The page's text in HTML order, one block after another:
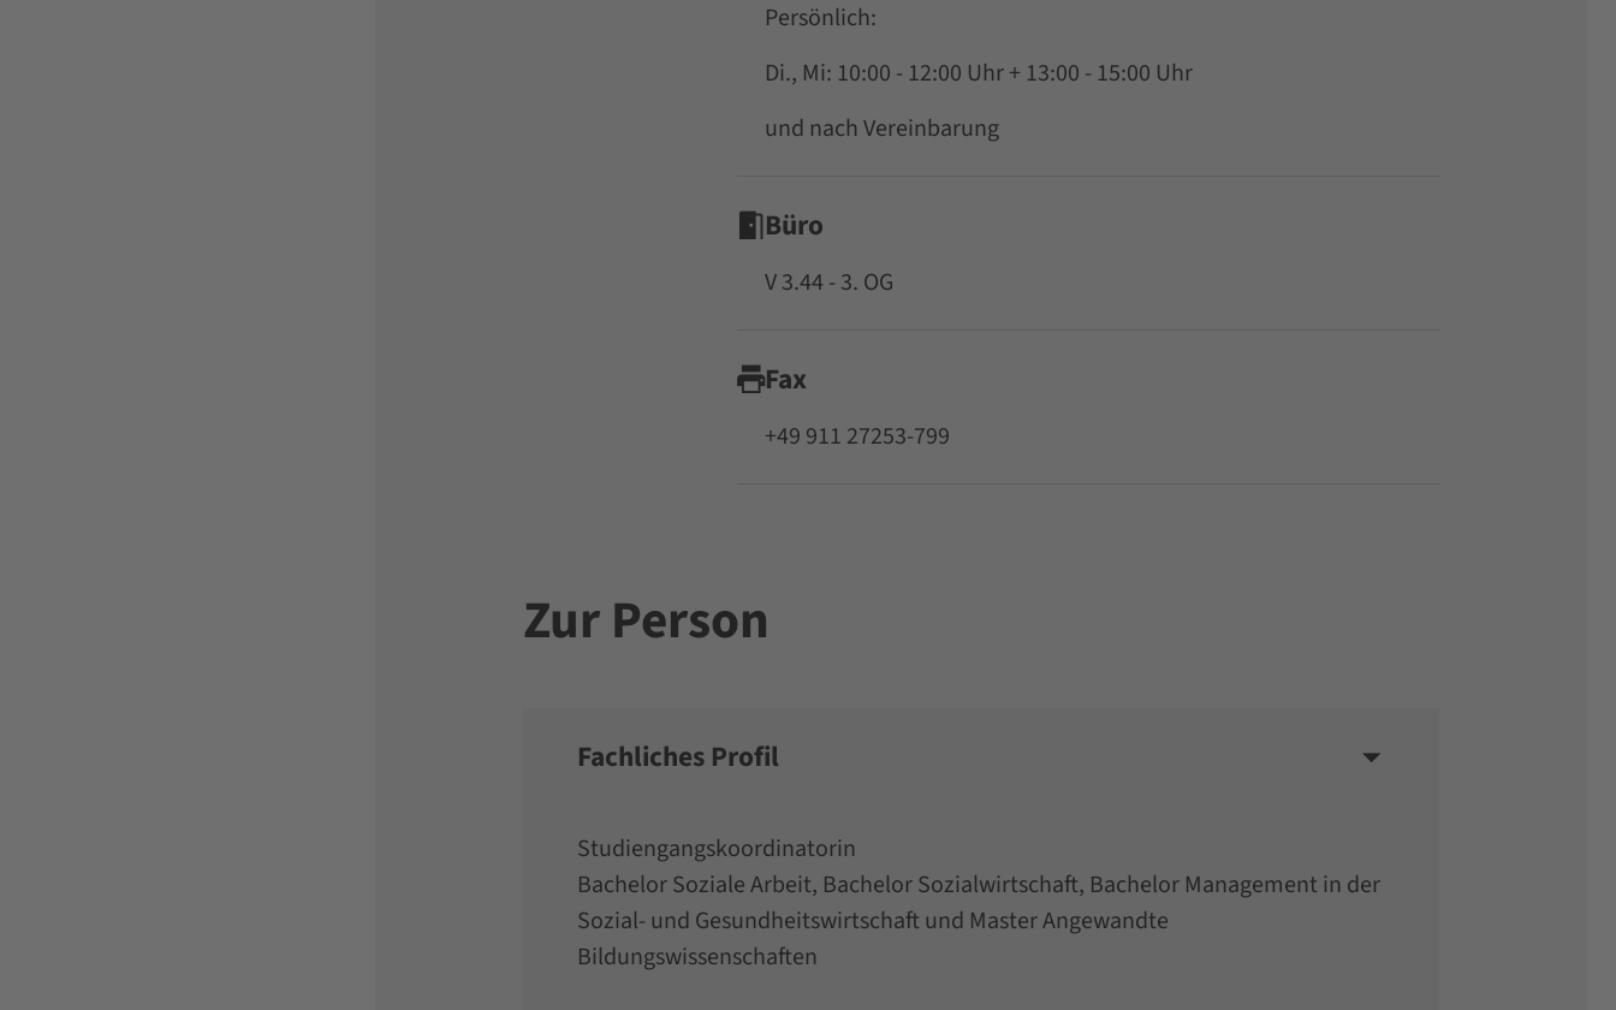
Persönlich:
Di., Mi: 10:00 - 12:00 Uhr + 13:00 - 15:00 Uhr
und nach Vereinbarung
Büro
V 3.44 - 3. OG
Fax
+49 911 27253-799
Zur Person
Fachliches Profil
Studiengangskoordinatorin
Bachelor Soziale Arbeit, Bachelor Sozialwirtschaft, Bachelor Management in der
Sozial- und Gesundheitswirtschaft und Master Angewandte
Bildungswissenschaften